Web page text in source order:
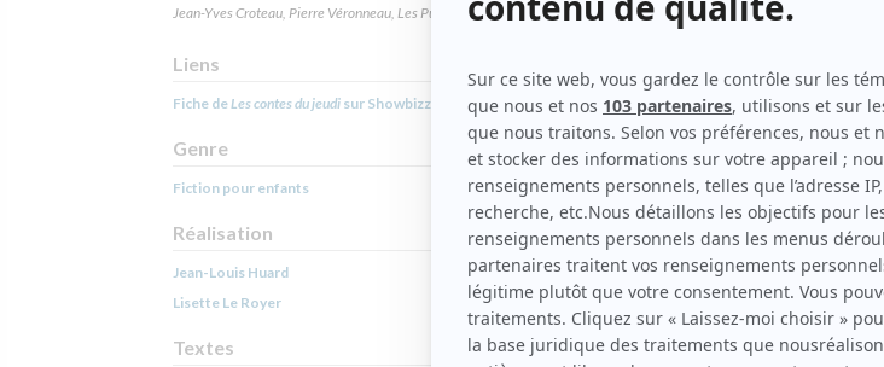
Jean-Yves Croteau, Pierre Véronneau, Les Publications du Québec)
Liens
Fiche deLes contes du jeudi sur Showbizz.net
Genre
Fiction pour enfants
Réalisation
Jean-Louis Huard
Lisette Le Royer
Textes